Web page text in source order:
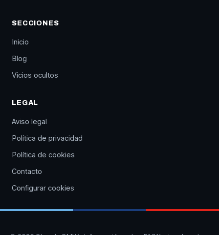
SECCIONES
Inicio
Blog
Vicios ocultos
LEGAL
Aviso legal
Política de privacidad
Política de cookies
Contacto
Configurar cookies